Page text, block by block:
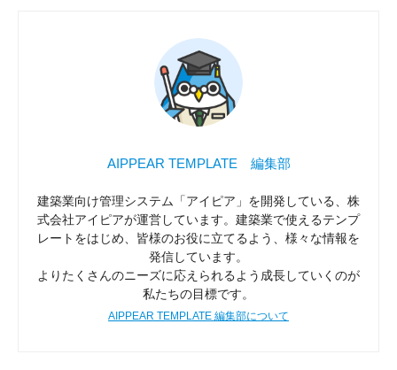
AIPPEAR TEMPLATE 編集部
建築業向け管理システム「アイピア」を開発している、株
式会社アイピアが運営しています。建築業で使えるテンプ
レートをはじめ、皆様のお役に立てるよう、様々な情報を
発信しています。
よりたくさんのニーズに応えられるよう成長していくのが
私たちの目標です。
AIPPEAR TEMPLATE 編集部について